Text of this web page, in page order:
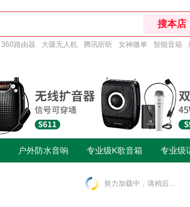
360路由器 大疆无人机 腾讯听听 女神微单 智能音箱
户外防水音响 专业级K歌音箱 专业级
努力加载中，请稍后...